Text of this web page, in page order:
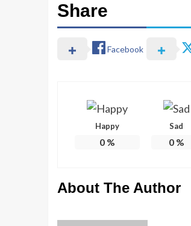
Share
Facebook
Happy
0 %
Sad
0%
About The Author